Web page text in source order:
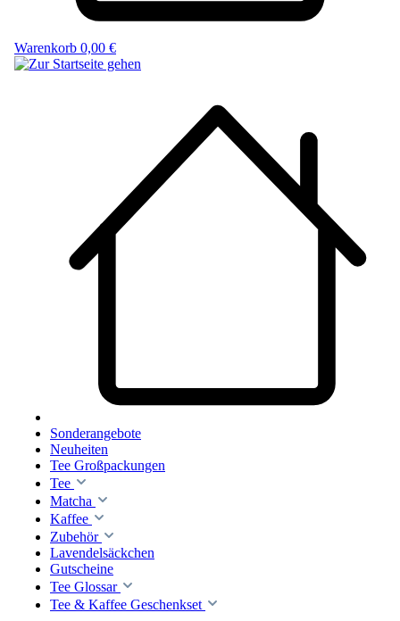
Warenkorb 0,00 €
Sonderangebote
Neuheiten
Tee Großpackungen
Tee
Matcha
Kaffee
Zubehör
Lavendelsäckchen
Gutscheine
Tee Glossar
Tee & Kaffee Geschenkset